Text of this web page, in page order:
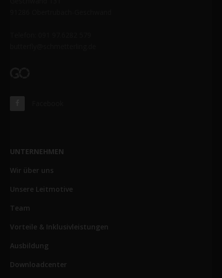
UNTERNEHMEN
Wir über uns
Unsere Leitmotive
Team
Vorteile & Inklusivleistungen
Ausbildung
Downloadcenter